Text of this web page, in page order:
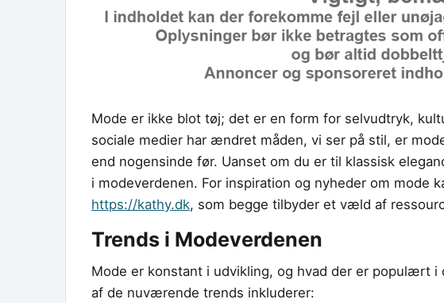
Mode er ikke blot tøj; det er en form for selvudtryk,
sociale medier har ændret måden, vi ser på stil, er
end nogensinde før. Uanset om du er til klassisk
i modeverdenen. For inspiration og nyheder om mode
https://kathy.dk, som begge tilbyder et væld af
Trends i Modeverdenen
Mode er konstant i udvikling, og hvad der er populært
af de nuværende trends inkluderer: